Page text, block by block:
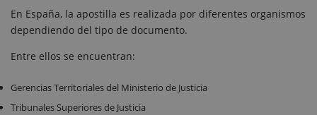
En España, la apostilla es realizada por diferentes organismos
dependiendo del tipo de documento.
Entre ellos se encuentran:
Gerencias Territoriales del Ministerio de Justicia
Tribunales Superiores de Justicia